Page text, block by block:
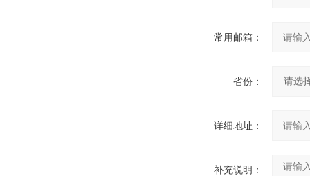
常用邮箱：
省份：
详细地址：
补充说明：